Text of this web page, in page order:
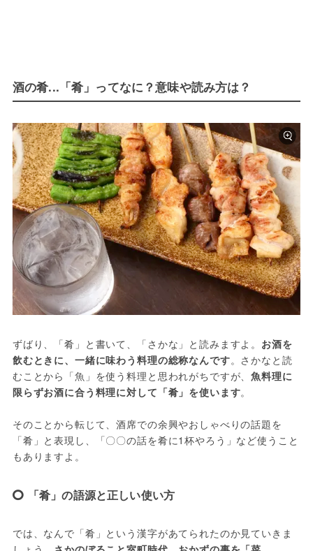
酒の肴...「肴」ってなに？意味や読み方は？
ずばり、「肴」と書いて、「さかな」と読みますよ。 お酒を
飲むときに、一緒に味わう料理の総称なんです。さかなと読
むことから「魚」を使う料理と思われがちですが、魚料理に
限らずお酒に合う料理に対して「肴」を使います。
そのことから転じて、酒席での余興やおしゃべりの話題を
「肴」と表現し、「〇〇の話を肴に1杯やろう」など使うこと
もありますよ。
「肴」の語源と正しい使い方
では、なんで「肴」という漢字があてられたのか見ていきま